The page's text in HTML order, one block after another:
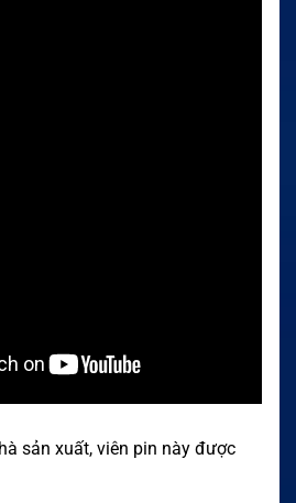
sản xuất, viên pin này được